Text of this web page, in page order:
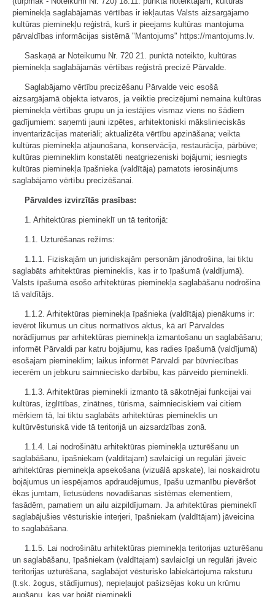
pieminekļa saglabājamās vērtības ir iekļautas Valsts aizsargājamo
kultūras pieminekļu reģistrā, kurš ir pieejams kultūras mantojuma
pārvaldības informācijas sistēmā "Mantojums" https://mantojums.lv.
Saskaņā ar Noteikumu Nr. 720 21. punktā noteikto, kultūras
pieminekļa saglabājamās vērtības reģistrā precizē Pārvalde.
Saglabājamo vērtību precizēšanu Pārvalde veic esošā
aizsargājamā objekta ietvaros, ja veiktie precizējumi nemaina kultūras
pieminekļa vērtības grupu un ja iestājies vismaz viens no šādiem
gadījumiem: saņemti jauni izpētes, arhitektoniski mākslinieciskās
inventarizācijas materiāli; aktualizēta vērtību apzināšana; veikta
kultūras pieminekļa atjaunošana, konservācija, restaurācija, pārbūve;
kultūras piemineklim konstatēti neatgriezeniski bojājumi; iesniegts
kultūras pieminekļa īpašnieka (valdītāja) pamatots ierosinājums
saglabājamo vērtību precizēšanai.
Pārvaldes izvirzītās prasības:
1. Arhitektūras piemineklī un tā teritorijā:
1.1. Uzturēšanas režīms:
1.1.1. Fiziskajām un juridiskajām personām jānodrošina, lai tiktu
saglabāts arhitektūras piemineklis, kas ir to īpašumā (valdījumā).
Valsts īpašumā esošo arhitektūras pieminekļa saglabāšanu nodrošina
tā valdītājs.
1.1.2. Arhitektūras pieminekļa īpašnieka (valdītāja) pienākums ir:
ievērot likumus un citus normatīvos aktus, kā arī Pārvaldes
norādījumus par arhitektūras pieminekļa izmantošanu un saglabāšanu;
informēt Pārvaldi par katru bojājumu, kas radies īpašumā (valdījumā)
esošajam piemineklim; laikus informēt Pārvaldi par būvniecības
iecerēm un jebkuru saimniecisko darbību, kas pārveido pieminekli.
1.1.3. Arhitektūras pieminekli izmanto tā sākotnējai funkcijai vai
kultūras, izglītības, zinātnes, tūrisma, saimnieciskiem vai citiem
mērķiem tā, lai tiktu saglabāts arhitektūras piemineklis un
kultūrvēsturiskā vide tā teritorijā un aizsardzības zonā.
1.1.4. Lai nodrošinātu arhitektūras pieminekļa uzturēšanu un
saglabāšanu, īpašniekam (valdītajam) savlaicīgi un regulāri jāveic
arhitektūras pieminekļa apsekošana (vizuālā apskate), lai noskaidrotu
bojājumus un iespējamos apdraudējumus, īpašu uzmanību pievēršot
ēkas jumtam, lietusūdens novadīšanas sistēmas elementiem,
fasādēm, pamatiem un ailu aizpildījumam. Ja arhitektūras piemineklī
saglabājušies vēsturiskie interjeri, īpašniekam (valdītājam) jāveicina
to saglabāšana.
1.1.5. Lai nodrošinātu arhitektūras pieminekļa teritorijas uzturēšanu
un saglabāšanu, īpašniekam (valdītajam) savlaicīgi un regulāri jāveic
teritorijas uzturēšana, saglabājot vēsturisko labiekārtojuma raksturu
(t.sk. žogus, stādījumus), nepieļaujot pašizsējas koku un krūmu
augšanu, kas var bojāt pieminekli.